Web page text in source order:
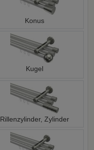
Konus
Kugel
Rillenzylinder, Zylinder